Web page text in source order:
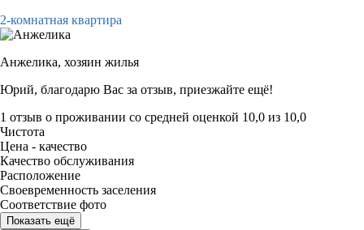
2-комнатная квартира
Анжелика, хозяин жилья
Юрий, благодарю Вас за отзыв, приезжайте ещё!
1 отзыв о проживании со средней оценкой 10,0 из 10,0
Чистота
Цена - качество
Качество обслуживания
Расположение
Своевременность заселения
Соответствие фото
Показать ещё